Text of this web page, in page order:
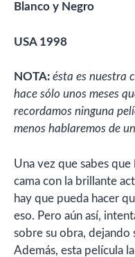
Blanco y Negro
USA 1998
NOTA: ésta es nuestra
hace sólo unos meses
recordamos ninguna
menos hablaremos de
Una vez que sabes que
cama con la brillante
hay que pueda hacer
eso. Pero aún así,
sobre su obra, dejando
Además, esta película